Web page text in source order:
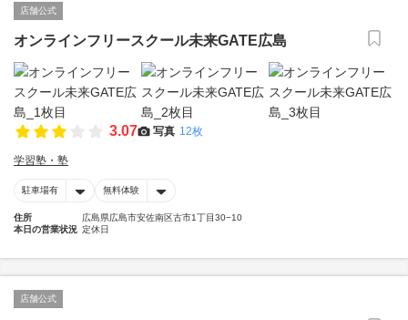
店舗公式
オンラインフリースクール未来GATE広島
3.07 写真 12枚
学習塾・塾
駐車場有 無料体験
住所
広島県広島市安佐南区古市1丁目30−10
本日の営業状況 定休日
店舗公式